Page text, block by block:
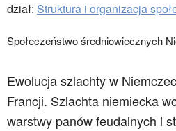
dział: Struktura i organizacja
Społeczeństwo średniowiecznych
Ewolucja szlachty w
Francji. Szlachta niemiecka
warstwy panów feudalnych i